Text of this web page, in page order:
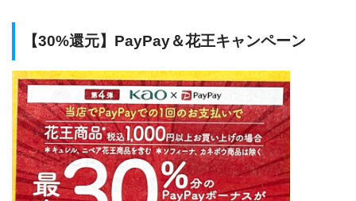
【30%還元】PayPay＆花王キャンペーン